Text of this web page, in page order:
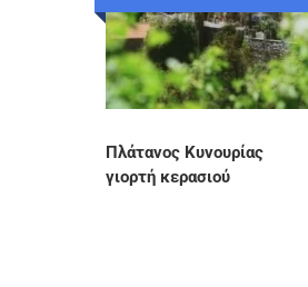
Πλάτανος Κυνουρίας
γιορτή κερασιού